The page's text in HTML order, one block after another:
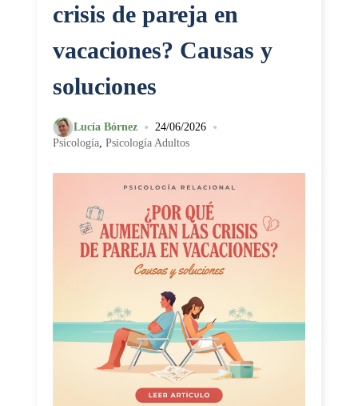
crisis de pareja en
vacaciones? Causas y
soluciones
Lucía Bórnez • 24/06/2026 •
Psicología, Psicología Adultos